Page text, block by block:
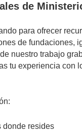
de
para ofrecer
de fundaciones,
nuestro trabajo
tu experiencia con
donde resides